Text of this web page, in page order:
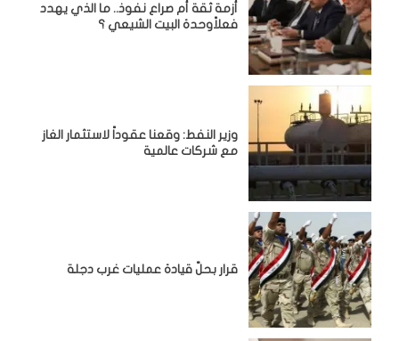
أزمة ثقة أم صراع نفوذ.. ما الذي يهدد
فعلاًوحدة البيت الشيعي ؟
وزير النفط: وقعنا عقوداً لاستثمار الغاز
مع شركات عالمية
قرار بحلّ قيادة عمليات غرب دجلة